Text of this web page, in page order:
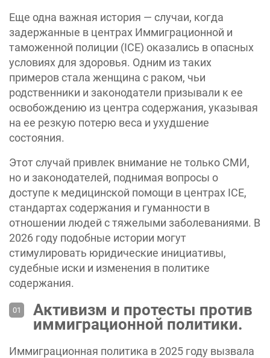
Еще одна важная история — случаи, когда
задержанные в центрах Иммиграционной и
таможенной полиции (ICE) оказались в опасных
условиях для здоровья. Одним из таких
примеров стала женщина с раком, чьи
родственники и законодатели призывали к ее
освобождению из центра содержания, указывая
на ее резкую потерю веса и ухудшение
состояния.
Этот случай привлек внимание не только СМИ,
но и законодателей, поднимая вопросы о
доступе к медицинской помощи в центрах ICE,
стандартах содержания и гуманности в
отношении людей с тяжелыми заболеваниями. В
2026 году подобные истории могут
стимулировать юридические инициативы,
судебные иски и изменения в политике
содержания.
Активизм и протесты против
иммиграционной политики.
Иммиграционная политика в 2025 году вызвала